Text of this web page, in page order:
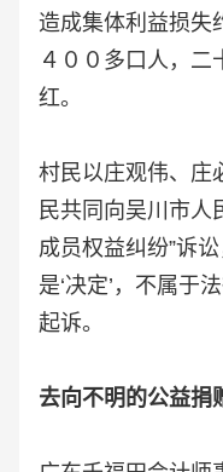
造成集体利益损失
４００多口人，二
红。
村民以庄观伟、庄
民共同向吴川市人
成员权益纠纷”诉
是‘决定’，不属于
起诉。
去向不明的公益捐